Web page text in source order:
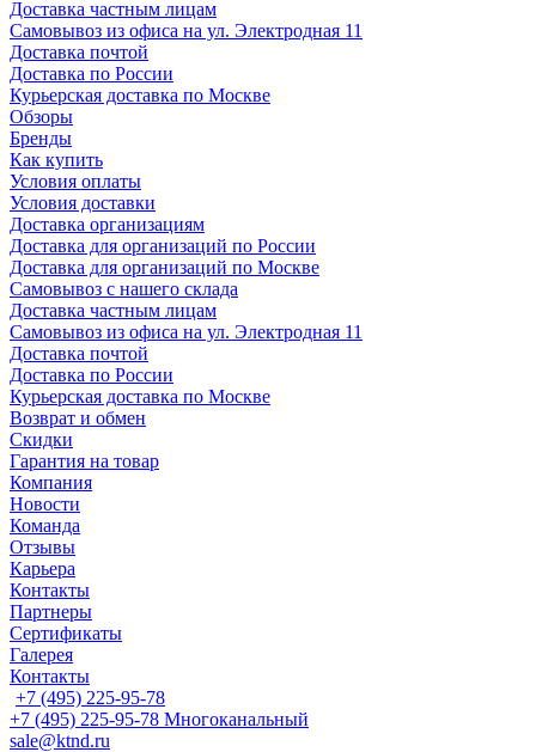
Доставка частным лицам
Самовывоз из офиса на ул. Электродная 11
Доставка почтой
Доставка по России
Курьерская доставка по Москве
Обзоры
Бренды
Как купить
Условия оплаты
Условия доставки
Доставка организациям
Доставка для организаций по России
Доставка для организаций по Москве
Самовывоз с нашего склада
Доставка частным лицам
Самовывоз из офиса на ул. Электродная 11
Доставка почтой
Доставка по России
Курьерская доставка по Москве
Возврат и обмен
Скидки
Гарантия на товар
Компания
Новости
Команда
Отзывы
Карьера
Контакты
Партнеры
Сертификаты
Галерея
Контакты
+7 (495) 225-95-78
+7 (495) 225-95-78 Многоканальный
sale@ktnd.ru